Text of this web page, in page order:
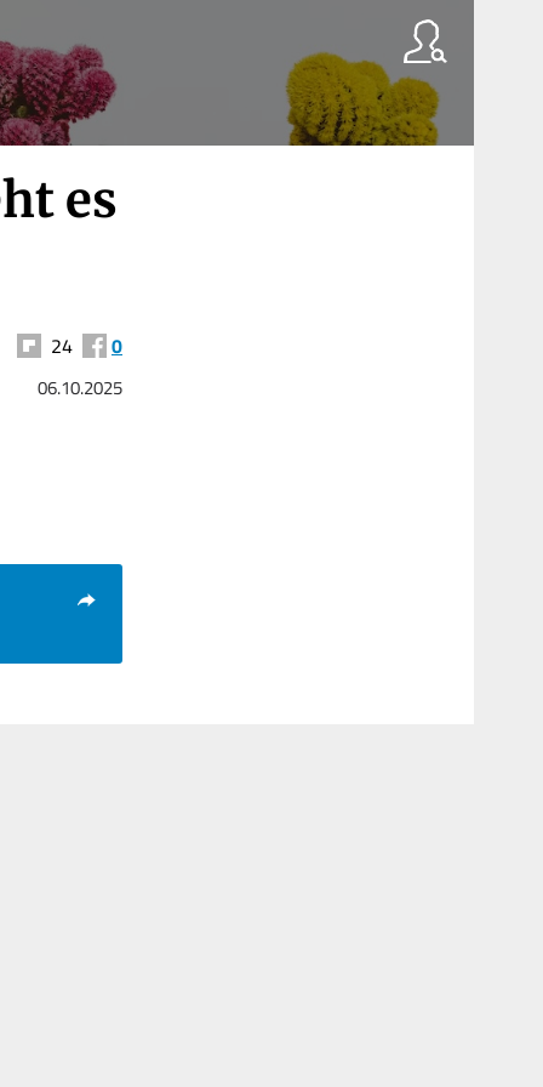
es
24 0
06.10.2025